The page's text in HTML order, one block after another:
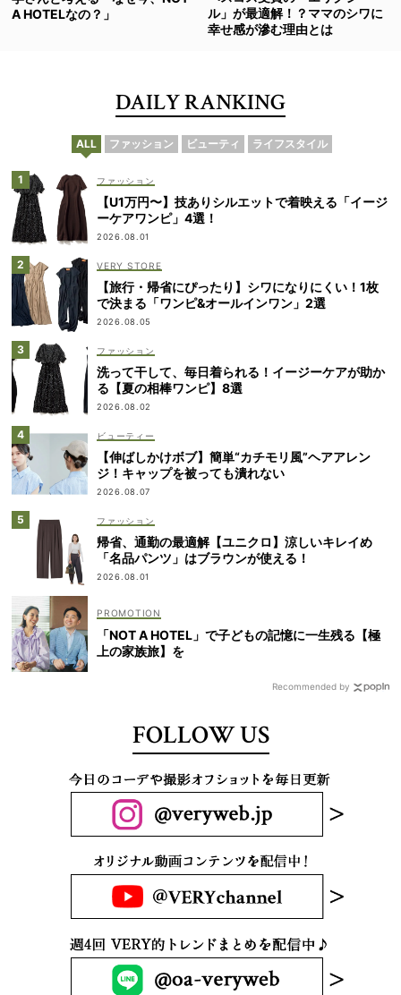
A HOTELなの？」
ル」が最適解！？ママのシワに
幸せ感が滲む理由とは
DAILY RANKING
ALL ファッション ビューティ ライフスタイル
ファッション
【U1万円〜】技ありシルエットで着映える「イージ
ーケアワンピ」4選！
2026.08.01
VERY STORE
【旅行・帰省にぴったり】シワになりにくい！1枚
で決まる「ワンピ&オールインワン」2選
2026.08.05
ファッション
洗って干して、毎日着られる！イージーケアが助か
る【夏の相棒ワンピ】8選
2026.08.02
ビューティー
【伸ばしかけボブ】簡単“カチモリ風”ヘアアレン
ジ！キャップを被っても潰れない
2026.08.07
ファッション
帰省、通勤の最適解【ユニクロ】涼しいキレイめ
「名品パンツ」はブラウンが使える！
2026.08.01
「NOT A HOTEL」で子どもの記憶に一生残る【極
上の家族旅】を
Recommended by
FOLLOW US